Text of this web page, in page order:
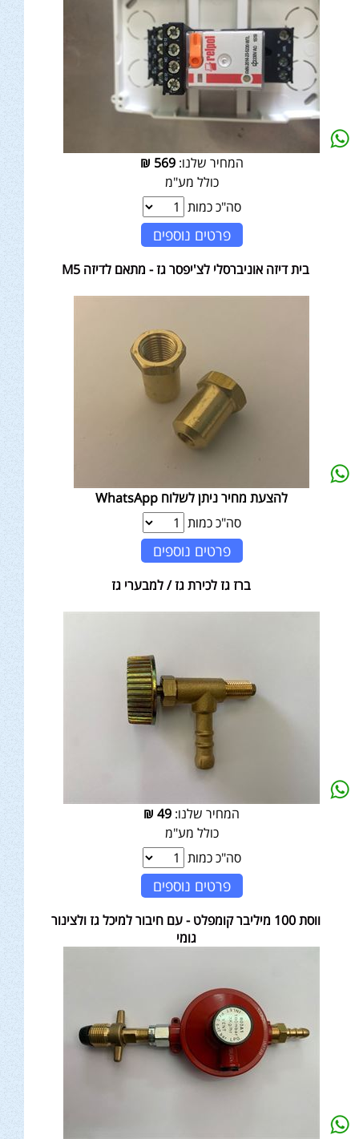
המחיר שלנו:569
₪
כולל מע"מ
סה"כ כמות
פרטים נוספים
בית דיזה אוניברסלי לצ'יפסר גז - מתאם לדיזה M5
להצעת מחיר ניתן לשלוח WhatsApp
סה"כ כמות
פרטים נוספים
ברז גז לכירת גז / למבערי גז
המחיר שלנו: 49
₪
כולל מע"מ
סה"כ כמות
פרטים נוספים
ווסת 100 מיליבר קומפלט - עם חיבור למיכל גז ולצינור
גומי